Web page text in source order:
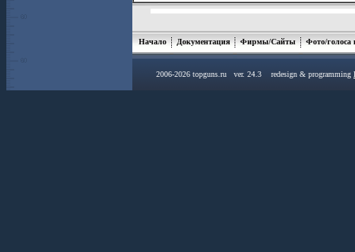
Начало Документация Фирмы/Сайты Фото/голоса
2006-2026 topguns.ru ver. 24.3 redesign & programming